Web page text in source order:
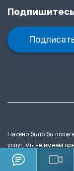
Наивно было бы
услуг, мы не имеем
прав на тексты,
подобные объекты